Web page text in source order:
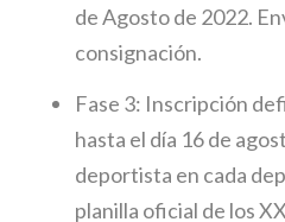
de Agosto de 2022.
consignación.
Fase 3: Inscripción
hasta el día 16 de
deportista en cada
planilla oficial de los